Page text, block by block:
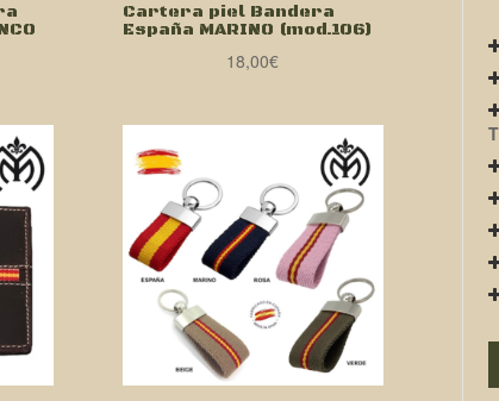
Cartera piel Bandera
España MARINO (mod.106)
18,00€